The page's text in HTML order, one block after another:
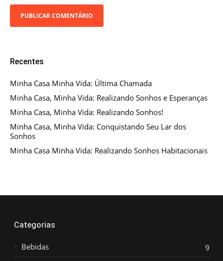
Recentes
Minha Casa Minha Vida: Última Chamada
Minha Casa, Minha Vida: Realizando Sonhos e Esperanças
Minha Casa, Minha Vida: Realizando Sonhos!
Minha Casa, Minha Vida: Conquistando Seu Lar dos
Sonhos
Minha Casa Minha Vida: Realizando Sonhos Habitacionais
Categorias
Bebidas 9